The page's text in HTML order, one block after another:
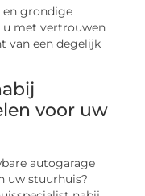
en grondige
u met vertrouwen
van een degelijk
voor uw
autogarage
uw stuurhuis?